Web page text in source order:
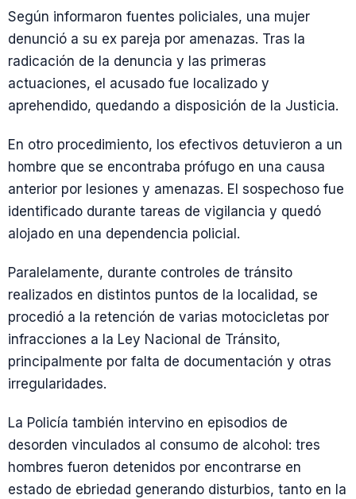
Según informaron fuentes policiales, una mujer
denunció a su ex pareja por amenazas. Tras la
radicación de la denuncia y las primeras
actuaciones, el acusado fue localizado y
aprehendido, quedando a disposición de la Justicia.
En otro procedimiento, los efectivos detuvieron a un
hombre que se encontraba prófugo en una causa
anterior por lesiones y amenazas. El sospechoso fue
identificado durante tareas de vigilancia y quedó
alojado en una dependencia policial.
Paralelamente, durante controles de tránsito
realizados en distintos puntos de la localidad, se
procedió a la retención de varias motocicletas por
infracciones a la Ley Nacional de Tránsito,
principalmente por falta de documentación y otras
irregularidades.
La Policía también intervino en episodios de
desorden vinculados al consumo de alcohol: tres
hombres fueron detenidos por encontrarse en
estado de ebriedad generando disturbios, tanto en la